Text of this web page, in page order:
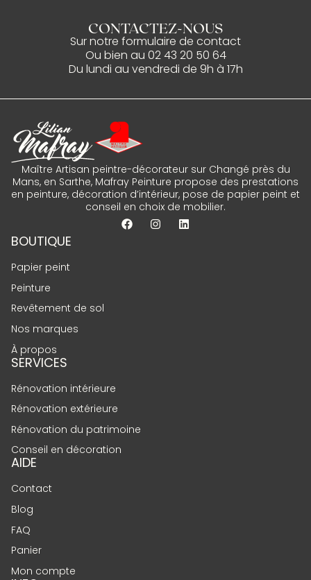
CONTACTEZ-NOUS
Sur notre formulaire de contact
Ou bien au 02 43 20 50 64
Du lundi au vendredi de 9h à 17h
Maître Artisan peintre-décorateur sur Changé près du
Mans, en Sarthe, Mafray Peinture propose des prestations
en peinture, décoration d’intérieur, pose de papier peint et
conseil en choix de mobilier.
BOUTIQUE
Papier peint
Peinture
Revêtement de sol
Nos marques
À propos
SERVICES
Rénovation intérieure
Rénovation extérieure
Rénovation du patrimoine
Conseil en décoration
AIDE
Contact
Blog
FAQ
Panier
Mon compte